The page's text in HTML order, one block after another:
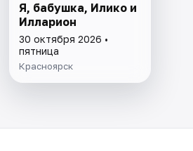
Я, бабушка, Илико и
Илларион
30 октября 2026 •
пятница
Красноярск